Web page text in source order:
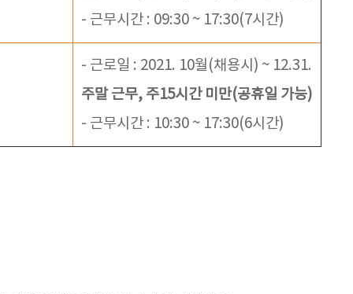
- 근무시간 : 09:30 ~ 17:30(7시간)
- 근로일 : 2021. 10월(채용시) ~ 12.31.
주말 근무, 주15시간 미만(공휴일 가능)
- 근무시간 : 10:30 ~ 17:30(6시간)